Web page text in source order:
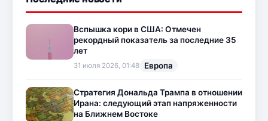
Вспышка кори в США: Отмечен
рекордный показатель за последние 35
лет
31 июля 2026, 01:48 Европа
Стратегия Дональда Трампа в отношении
Ирана: следующий этап напряженности
на Ближнем Востоке